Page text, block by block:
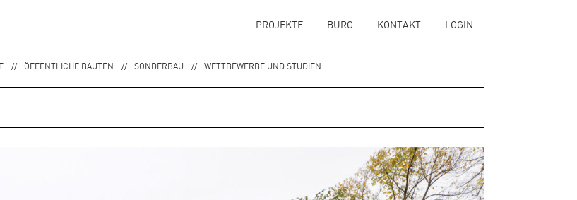
PROJEKTE BÜRO KONTAKT LOGIN
ÖFFENTLICHE BAUTEN SONDERBAU WETTBEWERBE UND STUDIEN